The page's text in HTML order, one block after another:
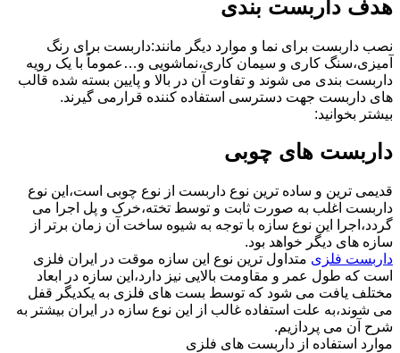
هدف داربست بندی
نصب داربست برای نما و موارد دیگر مانند:داربست برای رنگ
آمیزی،سنگ کاری و سیمان کاری،نماشویی و…عموماً با یک رویه
داربست بندی می شوند و تفاوت آن در بالا و پایین بسته شده قالب
های داربست جهت دسترسی استفاده کننده قرارمی گیرند.
بیشتر بخوانید:
داربست های چوبی
قدیمی ترین و ساده ترین نوع داربست از نوع چوبی است،این نوع
داربست اغلب به صورت ثابت و توسط تخته،خرک و پل اجرا می
گردد،اجرا این نوع سازه با توجه به شیوه ساخت آن زمان برتر از
سازه های دیگر خواهد بود.
داربست فلزی متداول ترین نوع این سازه موقت در ایران فلزی
است که طول عمر و مقاومت بالایی نیز دارد،این سازه در ابعاد
مختلف یافت می شود که توسط بست های فلزی به یکدیگر قفل
می شوند،به علت استفاده غالب از این نوع سازه در ایران بیشتر به
شرح آن می پردازیم.
موارد استفاده از داربست های فلزی